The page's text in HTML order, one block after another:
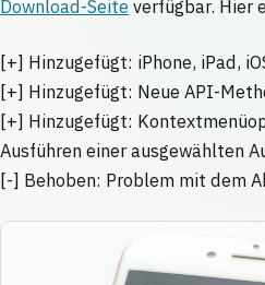
Download-Seiteverfügbar. Hier
[+] Hinzugefügt: iPhone, iPad,
[+] Hinzugefügt: Neue API-
[+] Hinzugefügt:
Ausführen einer ausgewählten
[-] Behoben: Problem mit dem